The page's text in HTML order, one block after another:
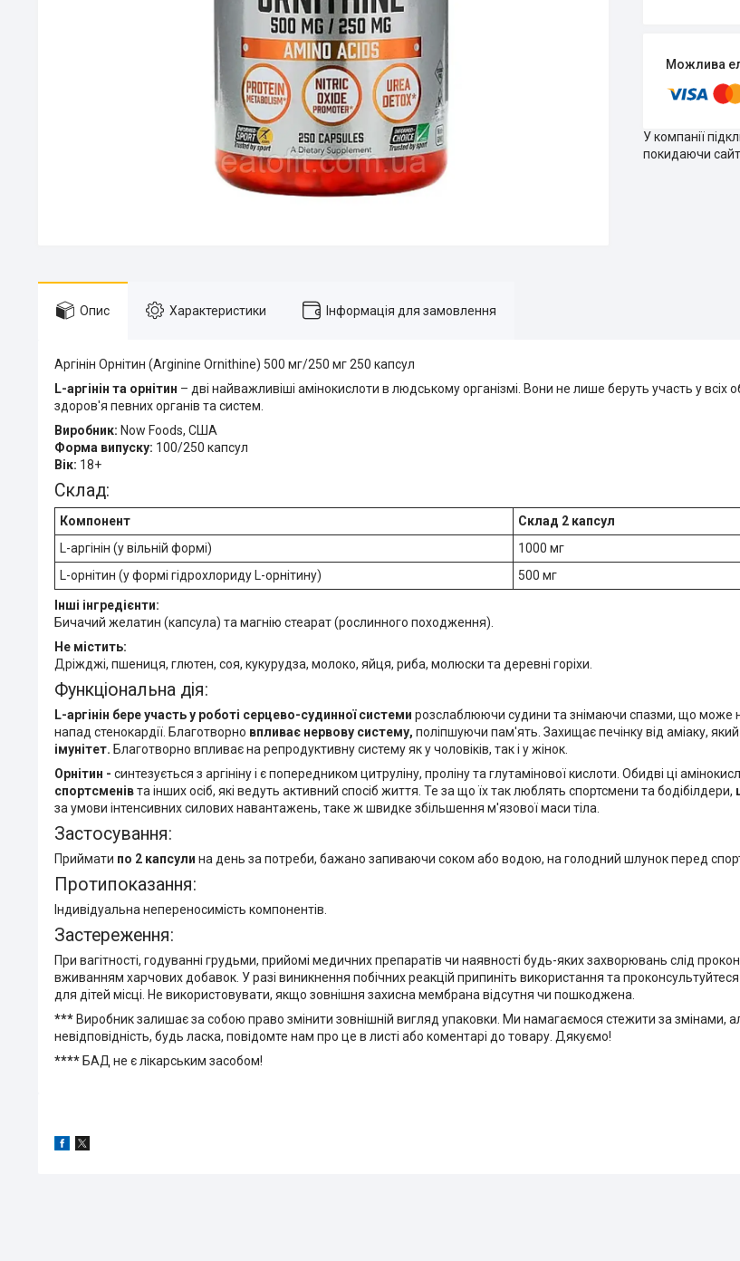
У компанії
покидаючи
Опис Характеристики Інформація для замовлення
Аргінін Орнітин (Arginine Ornithine) 500 мг/250 мг 250 капсул
L-аргінін та орнітин – дві найважливіші амінокислоти в людському організмі. Вони не лише беруть участь у всіх
здоров'я певних органів та систем.
Виробник: Now Foods, США
Форма випуску: 100/250 капсул
Вік: 18+
Склад:
Компонент
Склад 2 капсул
L-аргінін (у вільній формі)
1000 мг
L-орнітин (у формі гідрохлориду L-орнітину)
500 мг
Інші інгредієнти:
Бичачий желатин (капсула) та магнію стеарат (рослинного походження).
Не містить:
Дріжджі, пшениця, глютен, соя, кукурудза, молоко, яйця, риба, молюски та деревні горіхи.
Функціональна дія:
L-аргінін бере участь у роботі серцево-судинної системи розслаблюючи судини та знімаючи спазми, що може
напад стенокардії. Благотворно впливає нервову систему, поліпшуючи пам'ять. Захищає печінку від аміаку, який
імунітет. Благотворно впливає на репродуктивну систему як у чоловіків, так і у жінок.
Орнітин - синтезується з аргініну і є попередником цитруліну, проліну та глутамінової кислоти. Обидві ці
спортсменівта інших осіб, які ведуть активний спосіб життя. Те за що їх так люблять спортсмени та бодібілдери,
за умови інтенсивних силових навантажень, таке ж швидке збільшення м'язової маси тіла.
Застосування:
Приймати по 2 капсули на день за потреби, бажано запиваючи соком або водою, на голодний шлунок перед
Протипоказання:
Індивідуальна непереносимість компонентів.
Застереження:
При вагітності, годуванні грудьми, прийомі медичних препаратів чи наявності будь-яких захворювань слід
вживанням харчових добавок. У разі виникнення побічних реакцій припиніть використання та
для дітей місці. Не використовувати, якщо зовнішня захисна мембрана відсутня чи пошкоджена.
*** Виробник залишає за собою право змінити зовнішній вигляд упаковки. Ми намагаємося стежити за змінами,
невідповідність, будь ласка, повідомте нам про це в листі або коментарі до товару. Дякуємо!
**** БАД не є лікарським засобом!